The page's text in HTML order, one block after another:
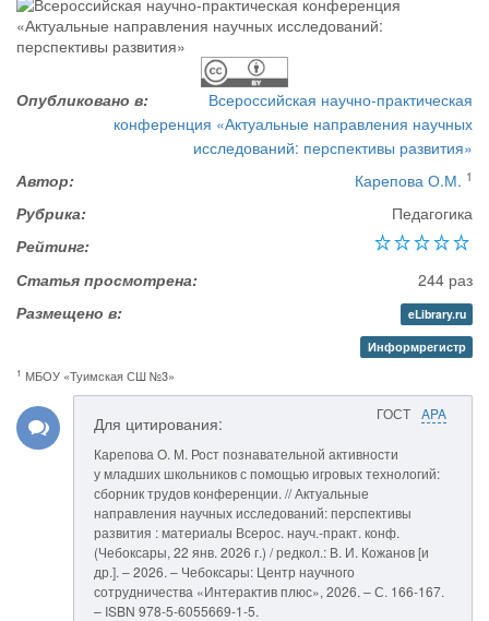
Опубликовано в:
Всероссийская научно-практическая
конференция «Актуальные направления научных
исследований: перспективы развития»
Автор:
Карепова О.М. 1
Рубрика:
Педагогика
Рейтинг:
Статья просмотрена:
244 раз
Размещено в:
eLibrary.ru
Информрегистр
1 МБОУ «Туимская СШ №3»
ГОСТ APA
Для цитирования:
Карепова О. М. Рост познавательной активности
у младших школьников с помощью игровых технологий:
сборник трудов конференции. // Актуальные
направления научных исследований: перспективы
развития : материалы Всерос. науч.-практ. конф.
(Чебоксары, 22 янв. 2026 г.) / редкол.: В. И. Кожанов [и
др.]. – 2026. – Чебоксары: Центр научного
сотрудничества «Интерактив плюс», 2026. – С. 166-167.
– ISBN 978-5-6055669-1-5.